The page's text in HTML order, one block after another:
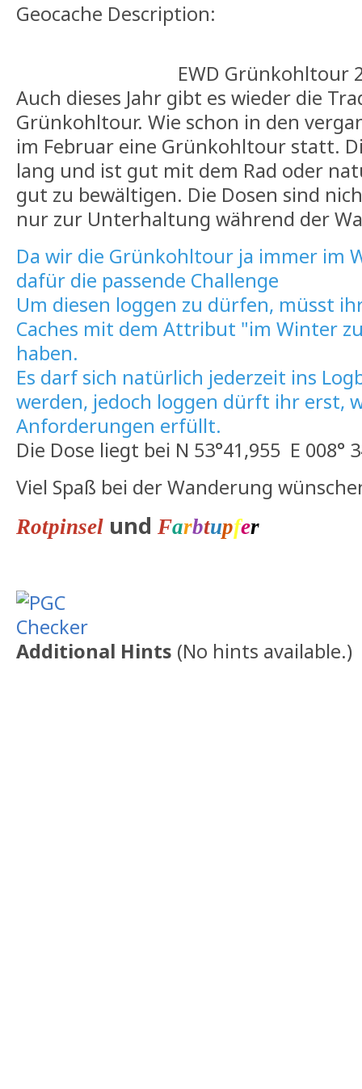
Geocache Description:
EWD Grünkohltour
Auch dieses Jahr gibt es wieder die
Grünkohltour. Wie schon in den
im Februar eine Grünkohltour statt.
lang und ist gut mit dem Rad oder
gut zu bewältigen. Die Dosen sind
nur zur Unterhaltung während der
Da wir die Grünkohltour ja immer im
dafür die passende Challenge
Um diesen loggen zu dürfen, müsst
Caches mit dem Attribut "im Winter
haben.
Es darf sich natürlich jederzeit ins
werden, jedoch loggen dürft ihr erst,
Anforderungen erfüllt.
Die Dose liegt bei N 53°41,955 E 008°
Viel Spaß bei der Wanderung
Rotpinsel und Farbtupfer
Additional Hints (No hints available.)